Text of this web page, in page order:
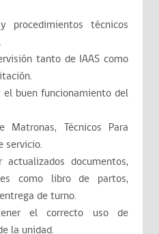
procedimientos técnicos
tanto de IAAS como
buen funcionamiento del
Matronas, Técnicos Para
servicio.
documentos,
como libro de partos,
de turno.
el correcto uso de
la unidad.